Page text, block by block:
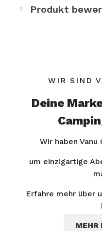
Produkt
WIR SIND
Deine
Wir haben
um einzigartige
Erfahre mehr über
MEHR